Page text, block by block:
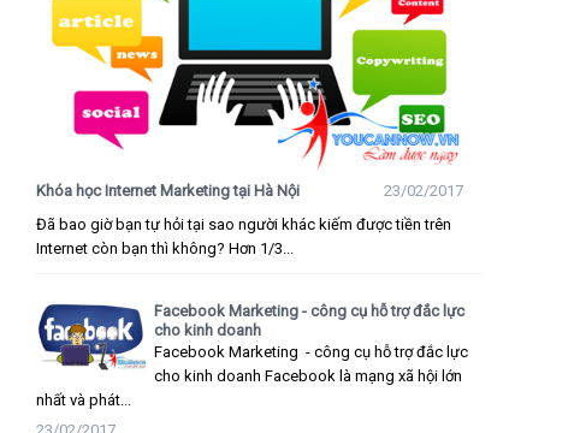
Khóa học Internet Marketing tại Hà Nội
23/02/2017
Đã bao giờ bạn tự hỏi tại sao người khác kiếm được tiền trên
Internet còn bạn thì không? Hơn 1/3...
Facebook Marketing - công cụ hỗ trợ đắc lực
cho kinh doanh
Facebook Marketing - công cụ hỗ trợ đắc lực
cho kinh doanh Facebook là mạng xã hội lớn
nhất và phát...